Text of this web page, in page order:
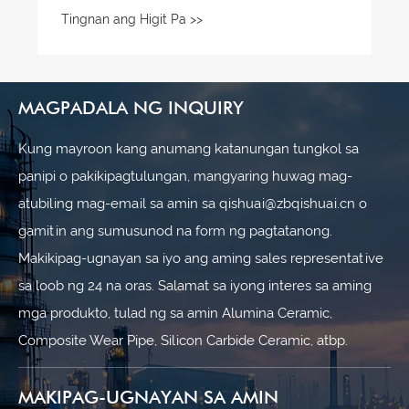
MAGPADALA NG INQUIRY
Kung mayroon kang anumang katanungan tungkol sa
panipi o pakikipagtulungan, mangyaring huwag mag-
atubiling mag-email sa amin sa qishuai@zbqishuai.cn o
gamitin ang sumusunod na form ng pagtatanong.
Makikipag-ugnayan sa iyo ang aming sales representative
sa loob ng 24 na oras. Salamat sa iyong interes sa aming
mga produkto, tulad ng sa amin Alumina Ceramic,
Composite Wear Pipe, Silicon Carbide Ceramic, atbp.
MAKIPAG-UGNAYAN SA AMIN